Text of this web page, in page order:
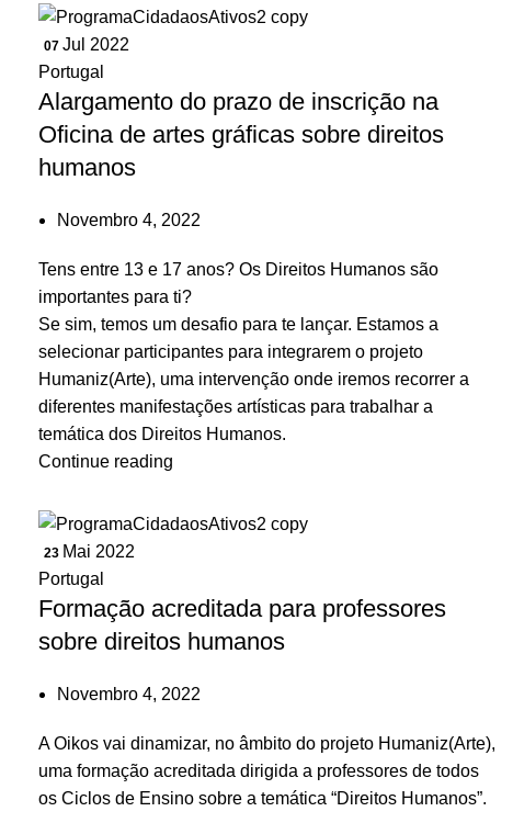
07 Jul 2022
Portugal
Alargamento do prazo de inscrição na
Oficina de artes gráficas sobre direitos
humanos
Novembro 4, 2022
Tens entre 13 e 17 anos? Os Direitos Humanos são
importantes para ti?
Se sim, temos um desafio para te lançar. Estamos a
selecionar participantes para integrarem o projeto
Humaniz(Arte), uma intervenção onde iremos recorrer a
diferentes manifestações artísticas para trabalhar a
temática dos Direitos Humanos.
Continue reading
23 Mai 2022
Portugal
Formação acreditada para professores
sobre direitos humanos
Novembro 4, 2022
A Oikos vai dinamizar, no âmbito do projeto Humaniz(Arte),
uma formação acreditada dirigida a professores de todos
os Ciclos de Ensino sobre a temática “Direitos Humanos”.